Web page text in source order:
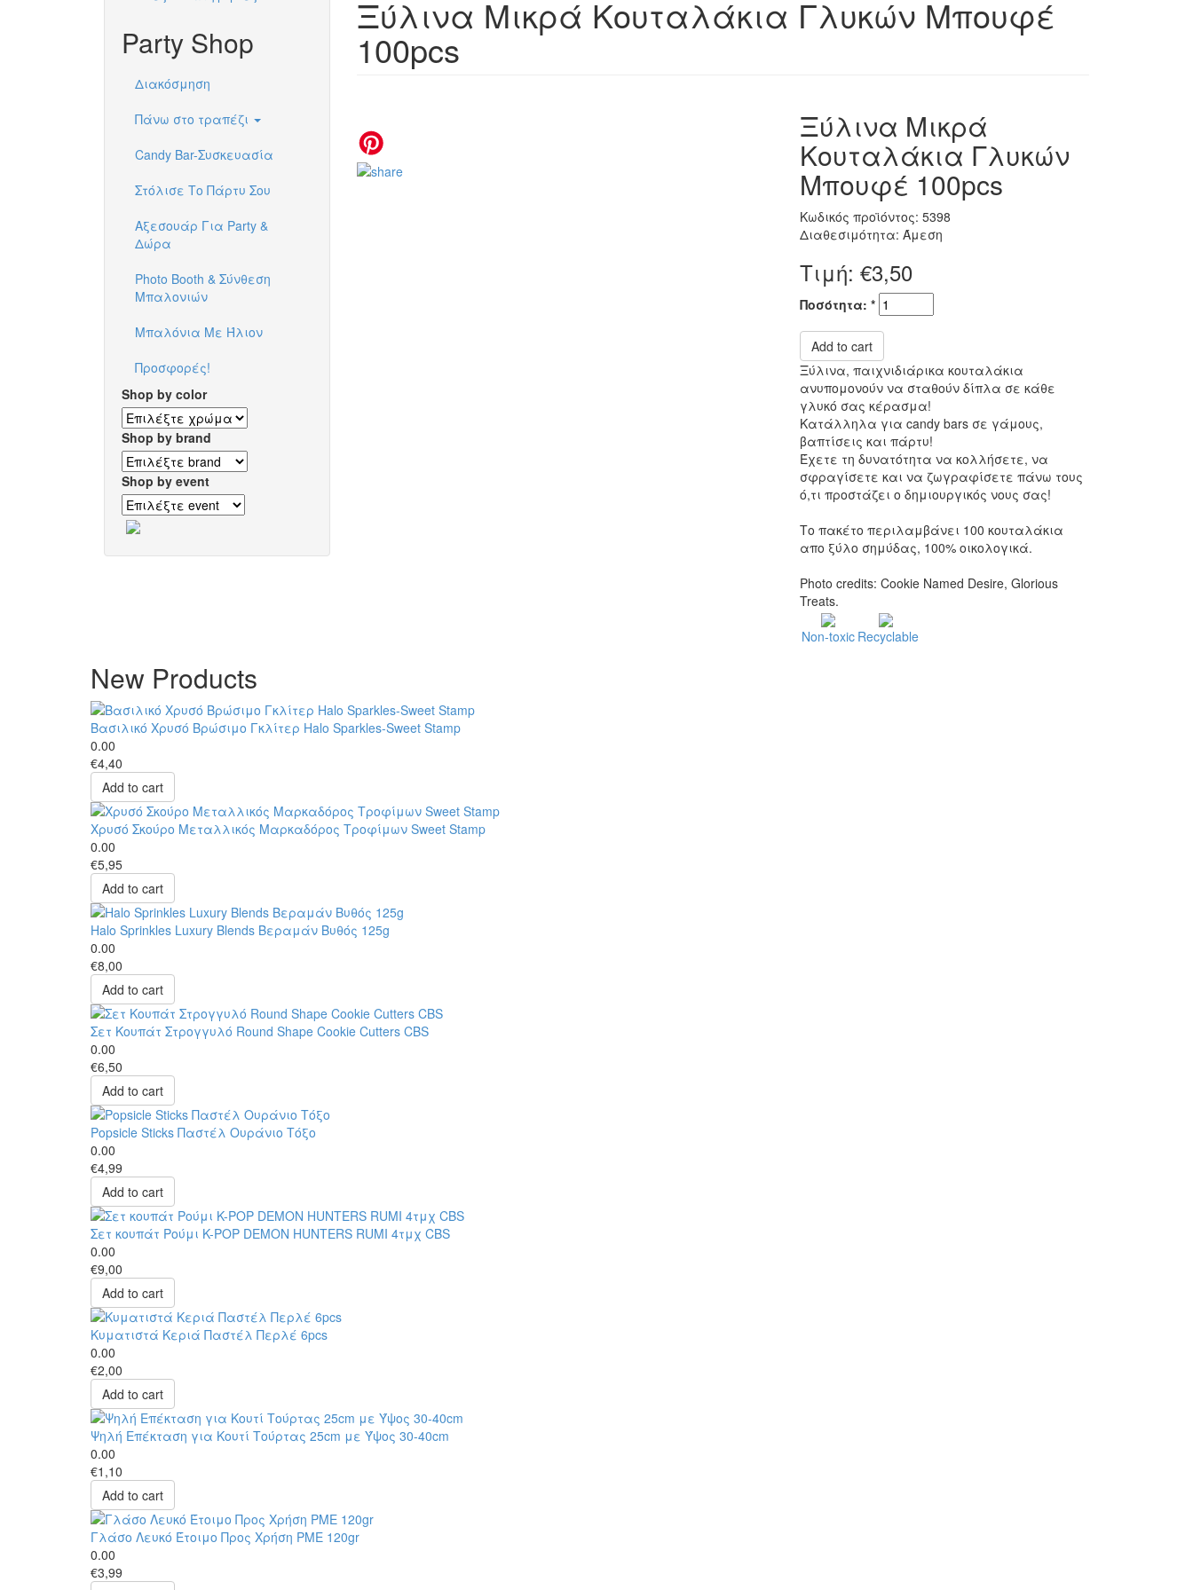
Party Shop
Διακόσμηση
Πάνω στο τραπέζι
Candy Bar-Συσκευασία
Στόλισε Το Πάρτυ Σου
Αξεσουάρ Για Party &
Δώρα
Photo Booth & Σύνθεση
Μπαλονιών
Μπαλόνια Με Ήλιον
Προσφορές!
Shop by color
Shop by brand
Shop by event
Ξύλινα Μικρά Κουταλάκια Γλυκών Μπουφέ
100pcs
Ξύλινα Μικρά
Κουταλάκια Γλυκών
Μπουφέ 100pcs
Κωδικός προϊόντος: 5398
Διαθεσιμότητα: Άμεση
Τιμή: €3,50
Ποσότητα: *
Add to cart
Ξύλινα, παιχνιδιάρικα κουταλάκια
ανυπομονούν να σταθούν δίπλα σε κάθε
γλυκό σας κέρασμα!
Κατάλληλα για candy bars σε γάμους,
βαπτίσεις και πάρτυ!
Έχετε τη δυνατότητα να κολλήσετε, να
σφραγίσετε και να ζωγραφίσετε πάνω τους
ό,τι προστάζει ο δημιουργικός νους σας!
Το πακέτο περιλαμβάνει 100 κουταλάκια
απο ξύλο σημύδας, 100% οικολογικά.
Photo credits: Cookie Named Desire, Glorious
Treats.
Non‐toxic Recyclable
New Products
Βασιλικό Χρυσό Βρώσιμο Γκλίτερ Halo Sparkles-Sweet Stamp
0.00
€4,40
Add to cart
Χρυσό Σκούρο Μεταλλικός Μαρκαδόρος Τροφίμων Sweet Stamp
0.00
€5,95
Add to cart
Halo Sprinkles Luxury Blends Βεραμάν Βυθός 125g
0.00
€8,00
Add to cart
Σετ Κουπάτ Στρογγυλό Round Shape Cookie Cutters CBS
0.00
€6,50
Add to cart
Popsicle Sticks Παστέλ Ουράνιο Τόξο
0.00
€4,99
Add to cart
Σετ κουπάτ Ρούμι K-POP DEMON HUNTERS RUMI 4τμχ CBS
0.00
€9,00
Add to cart
Κυματιστά Κεριά Παστέλ Περλέ 6pcs
0.00
€2,00
Add to cart
Ψηλή Επέκταση για Κουτί Τούρτας 25cm με Ύψος 30-40cm
0.00
€1,10
Add to cart
Γλάσο Λευκό Έτοιμο Προς Χρήση PME 120gr
0.00
€3,99